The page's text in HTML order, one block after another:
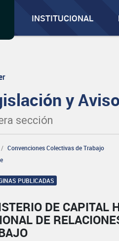
INSTITUCIONAL
y
sección
Convenciones Colectivas de Trabajo
PUBLICADAS
DE CAPITAL
DE